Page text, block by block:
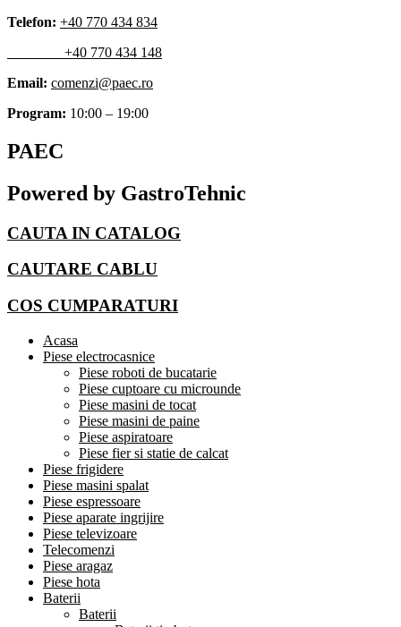
Skip
Telefon: +40 770 434 834
+40 770 434 148
Email: comenzi@paec.ro
Program: 10:00 – 19:00
PAEC
Powered by GastroTehnic
CAUTA IN CATALOG
CAUTARE CABLU
COS CUMPARATURI
Acasa
Piese electrocasnice
Piese roboti de bucatarie
Piese cuptoare cu microunde
Piese masini de tocat
Piese masini de paine
Piese aspiratoare
Piese fier si statie de calcat
Piese frigidere
Piese masini spalat
Piese espressoare
Piese aparate ingrijire
Piese televizoare
Telecomenzi
Piese aragaz
Piese hota
Baterii
Baterii